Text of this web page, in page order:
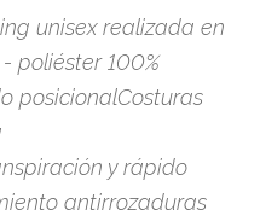
unisex realizada en
poliéster 100%
posicionalCosturas
y rápido
antirrozaduras